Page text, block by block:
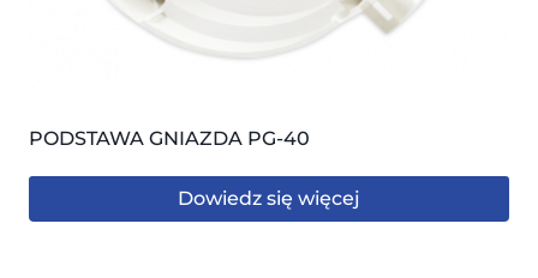
PODSTAWA GNIAZDA PG-40
Dowiedz się więcej